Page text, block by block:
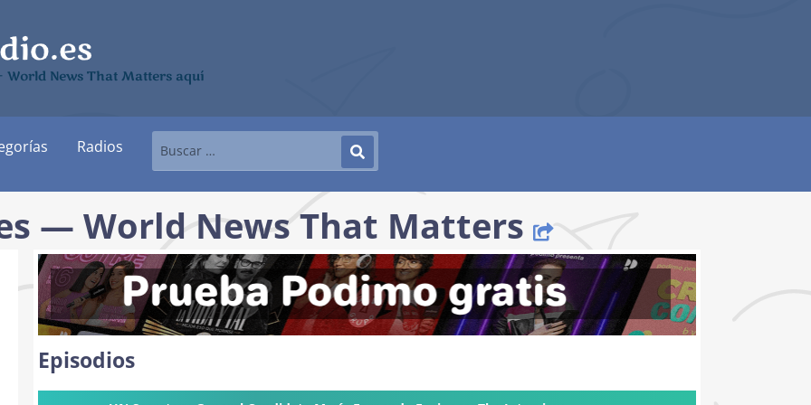
World News That Matters aquí
Radios
— World News That Matters
Episodios